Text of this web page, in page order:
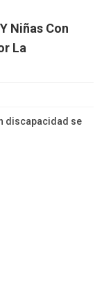
Niñas Con
La
discapacidad se